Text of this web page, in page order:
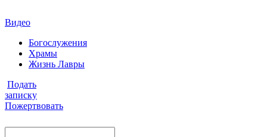
Видео
Богослужения
Храмы
Жизнь Лавры
Подать
записку
Пожертвовать